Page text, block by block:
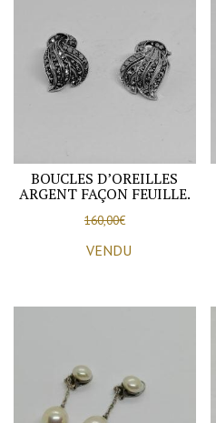
BOUCLES D’OREILLES
ARGENT FAÇON FEUILLE.
160,00€
VENDU